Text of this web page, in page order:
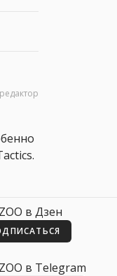
в Дзен
в Telegram